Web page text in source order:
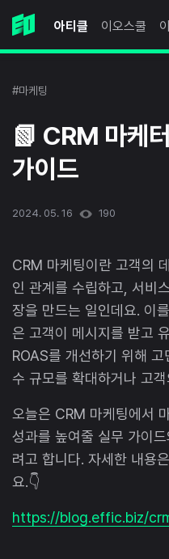
아티클 이오스쿨
#마케팅
📗 CRM 마케
가이드
2024. 05. 16 190
CRM 마케팅이란 고객의
인 관계를 수립하고, 서비
장을 만드는 일인데요. 이
은 고객이 메시지를 받고
ROAS를 개선하기 위해
수 규모를 확대하거나 고
오늘은 CRM 마케팅에서
성과를 높여줄 실무 가이
려고 합니다. 자세한 내용
요.👇
https://blog.effic.biz/